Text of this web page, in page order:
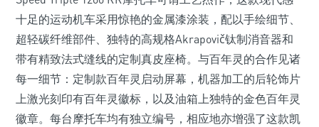
十足的运动机车采用惊艳的金属漆涂装，配以手绘细节、
超轻碳纤维部件、独特的高规格Akrapovič钛制消音器和
带有精致法式缝线的定制真皮座椅。与百年灵的合作见诸
每一细节：定制款百年灵启动屏幕，机器加工的后轮饰片
上激光刻印有百年灵徽标，以及油箱上独特的金色百年灵
徽章。每台摩托车均有独立编号，相应地亦增强了这款凯